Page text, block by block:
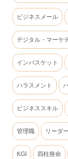
ビジネスメール
デジタル・マーケ
インバスケット
ハラスメント
ビジネススキル
管理職 リーダ
KGI 四柱推命